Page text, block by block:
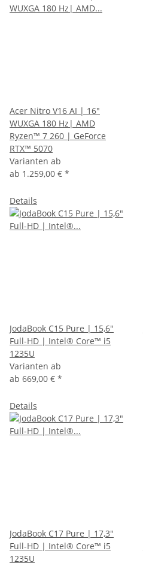
Acer Nitro V16 AI | 16"
WUXGA 180 Hz| AMD
Ryzen™ 7 260 | GeForce
RTX™ 5070
Varianten ab
ab 1.259,00 € *
Details
JodaBook C15 Pure | 15,6"
Full-HD | Intel® Core™ i5
1235U
Varianten ab
ab 669,00 € *
Details
JodaBook C17 Pure | 17,3"
Full-HD | Intel® Core™ i5
1235U